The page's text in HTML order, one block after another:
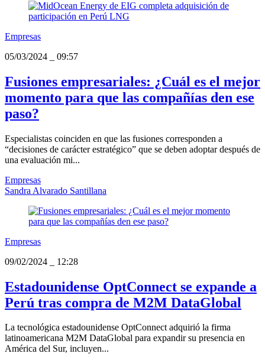
Empresas
05/03/2024
09:57
Fusiones empresariales: ¿Cuál es el mejor
momento para que las compañías den ese
paso?
Especialistas coinciden en que las fusiones corresponden a
“decisiones de carácter estratégico” que se deben adoptar después de
una evaluación mi...
Empresas
Sandra Alvarado Santillana
Empresas
09/02/2024
12:28
Estadounidense OptConnect se expande a
Perú tras compra de M2M DataGlobal
La tecnológica estadounidense OptConnect adquirió la firma
latinoamericana M2M DataGlobal para expandir su presencia en
América del Sur, incluyen...